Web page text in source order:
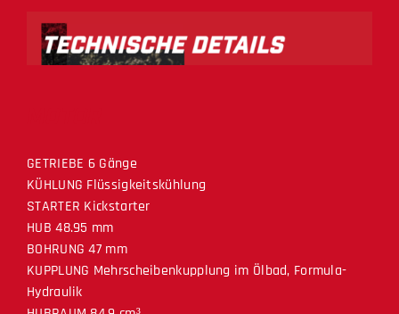
GETRIEBE 6 Gänge
KÜHLUNG Flüssigkeitskühlung
STARTER Kickstarter
HUB 48.95 mm
BOHRUNG 47 mm
KUPPLUNG Mehrscheibenkupplung im Ölbad, Formula-
Hydraulik